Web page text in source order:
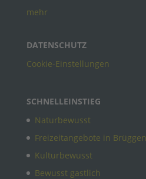
mehr
DATENSCHUTZ
Cookie-Einstellungen
SCHNELLEINSTIEG
Naturbewusst
Freizeitangebote in Brüggen
Kulturbewusst
Bewusst gastlich